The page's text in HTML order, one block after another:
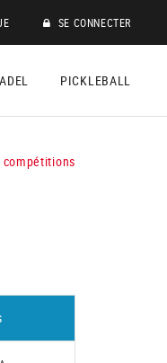
SE CONNECTER
PICKLEBALL
compétitions